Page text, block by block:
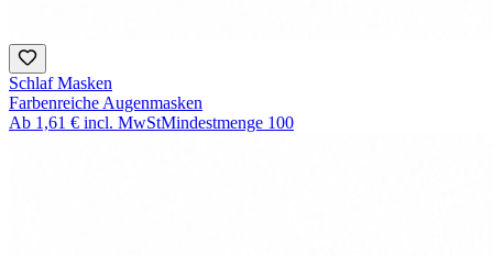
Schlaf Masken
Farbenreiche Augenmasken
Ab 1,61 € incl. MwStMindestmenge 100